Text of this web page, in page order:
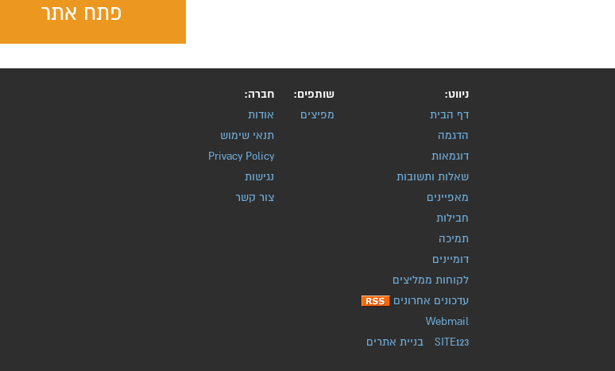
פתח אתר
ניווט:
דף הבית
הדגמה
דוגמאות
שאלות ותשובות
מאפיינים
חבילות
תמיכה
דומיינים
לקוחות ממליצים
עדכונים אחרונים
Webmail
SITE123
בניית אתרים
שותפים:
מפיצים
חברה:
אודות
תנאי שימוש
Privacy Policy
נגישות
צור קשר